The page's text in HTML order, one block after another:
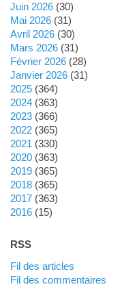
juin 2026(30)
mai 2026(31)
avril 2026(30)
mars 2026(31)
février 2026(28)
janvier 2026(31)
2025(364)
2024(363)
2023(366)
2022(365)
2021 (330)
2020(363)
2019(365)
2018(365)
2017(363)
2016(15)
RSS
Fil des articles
Fil des commentaires